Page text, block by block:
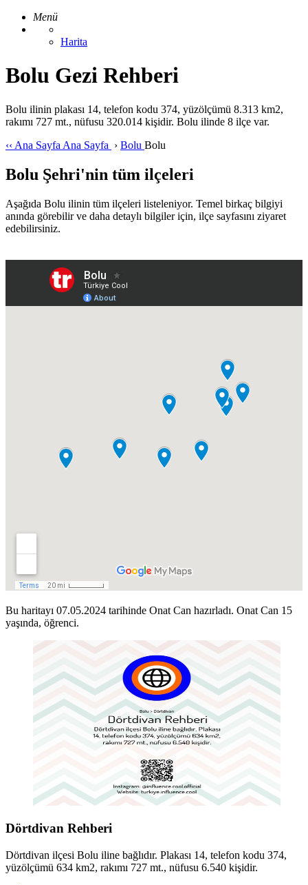
Menü
Harita
Bolu Gezi Rehberi
Bolu ilinin plakası 14, telefon kodu 374, yüzölçümü 8.313 km2,
rakımı 727 mt., nüfusu 320.014 kişidir. Bolu ilinde 8 ilçe var.
‹‹ Ana Sayfa Ana Sayfa › Bolu Bolu
Bolu Şehri'nin tüm ilçeleri
Aşağıda Bolu ilinin tüm ilçeleri listeleniyor. Temel birkaç bilgiyi
anında görebilir ve daha detaylı bilgiler için, ilçe sayfasını ziyaret
edebilirsiniz.
Bu haritayı 07.05.2024 tarihinde Onat Can hazırladı. Onat Can 15
yaşında, öğrenci.
Dörtdivan Rehberi
Dörtdivan ilçesi Bolu iline bağlıdır. Plakası 14, telefon kodu 374,
yüzölçümü 634 km2, rakımı 727 mt., nüfusu 6.540 kişidir.